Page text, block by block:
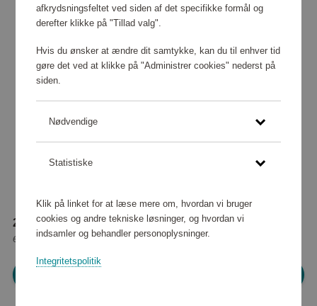
21 670 point
eller
197 kr
afkrydsningsfeltet ved siden af det specifikke formål og
derefter klikke på "Tillad valg".
Hvis du ønsker at ændre dit samtykke, kan du til enhver tid
gøre det ved at klikke på "Administrer cookies" nederst på
siden.
Nødvendige
Statistiske
Klik på linket for at læse mere om, hvordan vi bruger
cookies og andre tekniske løsninger, og hvordan vi
indsamler og behandler personoplysninger.
Integritetspolitik